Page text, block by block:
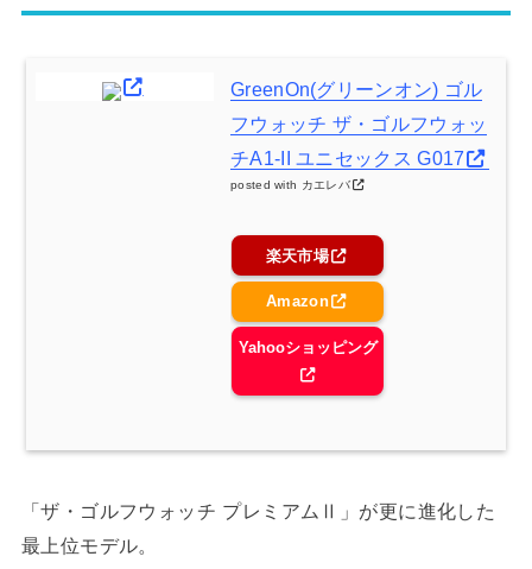
GreenOn(グリーンオン) ゴル
フウォッチ ザ・ゴルフウォッ
チA1-II ユニセックス G017
posted with カエレバ
楽天市場
Amazon
Yahooショッピング
「ザ・ゴルフウォッチ プレミアムⅡ」が更に進化した
最上位モデル。